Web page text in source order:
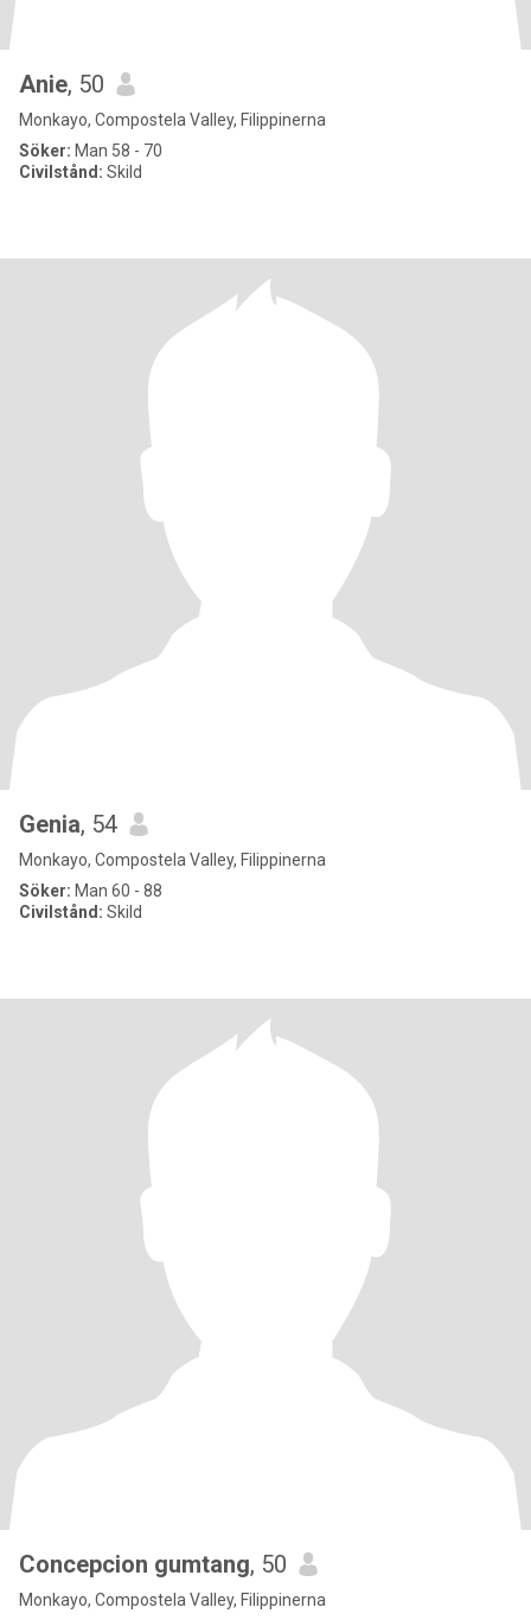
Anie, 50
Monkayo, Compostela Valley, Filippinerna
Söker: Man 58 - 70
Civilstånd: Skild
Genia, 54
Monkayo, Compostela Valley, Filippinerna
Söker: Man 60 - 88
Civilstånd: Skild
Concepcion gumtang, 50
Monkayo, Compostela Valley, Filippinerna